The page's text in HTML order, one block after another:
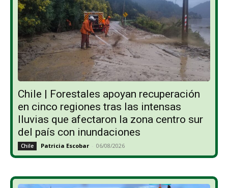
Chile | Forestales apoyan recuperación
en cinco regiones tras las intensas
lluvias que afectaron la zona centro sur
del país con inundaciones
Chile Patricia Escobar - 06/08/2026